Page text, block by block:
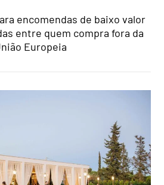
encomendas de baixo valor
entre quem compra fora da
Europeia